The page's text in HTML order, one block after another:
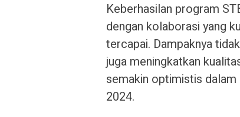
Keberhasilan program
dengan kolaborasi yang
tercapai. Dampaknya
juga meningkatkan
semakin optimistis
2024.